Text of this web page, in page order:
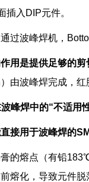
插入DIP元件。
过波峰焊机，
用是提供足够的剪
由波峰焊完成，红
峰焊中的“不适用
接用于波峰焊的
的熔点（有铅
熔化，导致元件脱